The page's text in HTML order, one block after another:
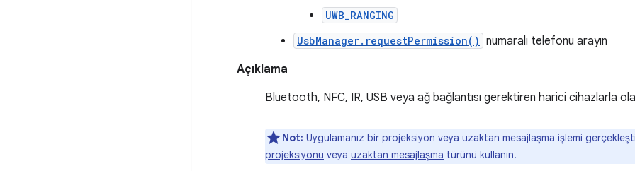
UWB_RANGING
UsbManager.requestPermission() numaralı telefonu arayın
Açıklama
Bluetooth, NFC, IR, USB veya ağ bağlantısı gerektiren harici cihazlarla
Not: Uygulamanız bir projeksiyon veya uzaktan mesajlaşma işlemi
projeksiyonu veya uzaktan mesajlaşma türünü kullanın.